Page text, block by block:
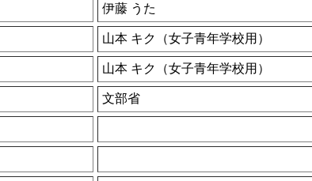
伊藤 うた
山本 キク（女子青年学校用）
山本 キク（女子青年学校用）
文部省